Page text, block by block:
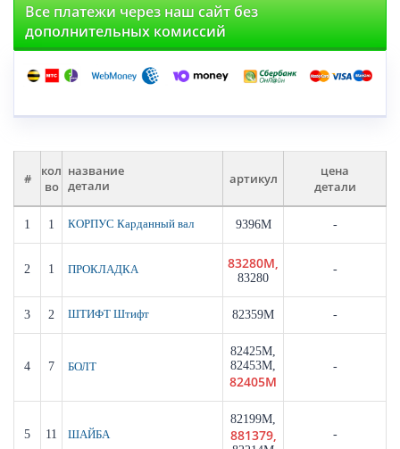
Все платежи через наш сайт без
дополнительных комиссий
#
кол
во
название
детали
артикул
цена
детали
1 1 КОРПУС Карданный вал 9396M -
2 1 ПРОКЛАДКА 83280M,
83280
-
3 2 ШТИФТ Штифт 82359M -
4 7 БОЛТ
82425M,
82453M,
82405M
-
5 11 ШАЙБА
82199M,
881379, -